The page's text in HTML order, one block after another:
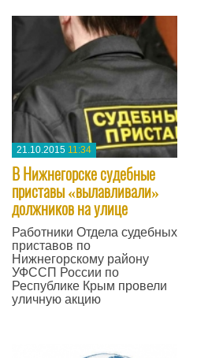
21.10.2015 11:34
В Нижнегорске судебные
приставы «вылавливали»
должников на улице
Работники Отдела судебных
приставов по
Нижнегорскому району
УФССП России по
Республике Крым провели
уличную акцию